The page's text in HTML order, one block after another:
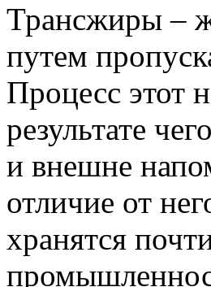
Трансжиры –
путем
Процесс этот
результате
и внешне
отличие от
хранятся